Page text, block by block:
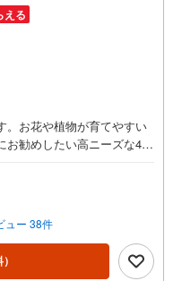
える
。お花や植物が育てやすい
お勧めしたい高ニーズな4L
るこちらの物件は南向き
ているので車の出し入れも
上のLDKで、日々の生活
～21:00】人気物件は
め、お早めにお電話下さ
ボタンよりご予約頂くとご
ュー 38件